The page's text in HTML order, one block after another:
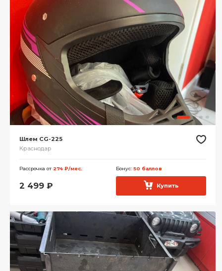
Шлем CG-225
Краснодар
Рассрочка от 274 ₽/мес. Бонус: 50 баллов
2 499 ₽ Купить